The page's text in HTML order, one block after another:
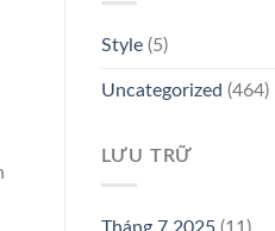
Style(5)
Uncategorized (464)
LƯU TRỮ